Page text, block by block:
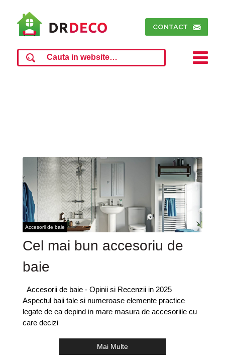
Accesorii de baie
Cel mai bun accesoriu de
baie
Accesorii de baie - Opinii si Recenzii in 2025
Aspectul baii tale si numeroase elemente practice
legate de ea depind in mare masura de accesoriile cu
care decizi
Mai Multe